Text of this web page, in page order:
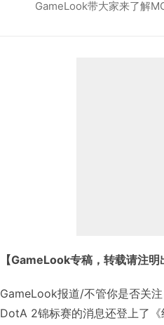
GameLook带大家来了解
【GameLook专稿，转载请注明
GameLook报道/不管你是否关
DotA 2锦标赛的消息还登上了